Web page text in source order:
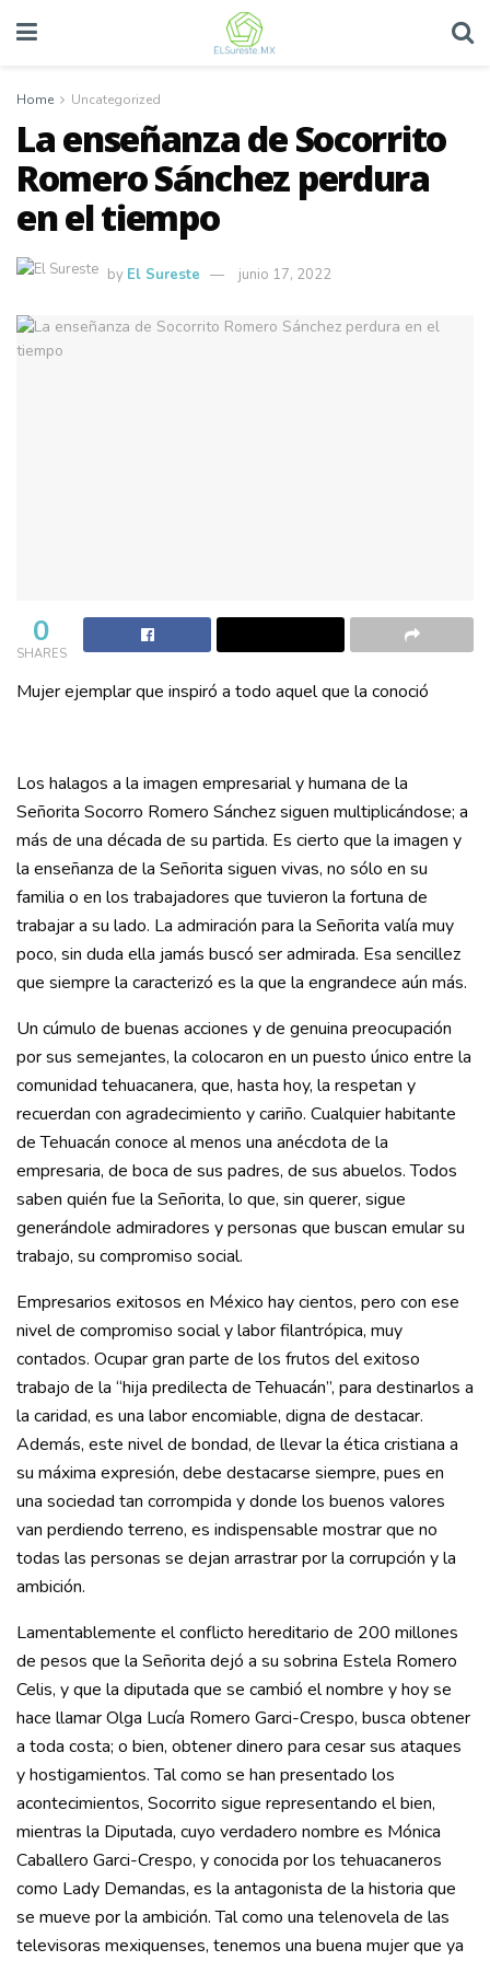
Home Uncategorized
La enseñanza de Socorrito
Romero Sánchez perdura
en el tiempo
by El Sureste junio 17, 2022
0
SHARES
Mujer ejemplar que inspiró a todo aquel que la conoció
Los halagos a la imagen empresarial y humana de la
Señorita Socorro Romero Sánchez siguen multiplicándose; a
más de una década de su partida. Es cierto que la imagen y
la enseñanza de la Señorita siguen vivas, no sólo en su
familia o en los trabajadores que tuvieron la fortuna de
trabajar a su lado. La admiración para la Señorita valía muy
poco, sin duda ella jamás buscó ser admirada. Esa sencillez
que siempre la caracterizó es la que la engrandece aún más.
Un cúmulo de buenas acciones y de genuina preocupación
por sus semejantes, la colocaron en un puesto único entre la
comunidad tehuacanera, que, hasta hoy, la respetan y
recuerdan con agradecimiento y cariño. Cualquier habitante
de Tehuacán conoce al menos una anécdota de la
empresaria, de boca de sus padres, de sus abuelos. Todos
saben quién fue la Señorita, lo que, sin querer, sigue
generándole admiradores y personas que buscan emular su
trabajo, su compromiso social.
Empresarios exitosos en México hay cientos, pero con ese
nivel de compromiso social y labor filantrópica, muy
contados. Ocupar gran parte de los frutos del exitoso
trabajo de la “hija predilecta de Tehuacán”, para destinarlos a
la caridad, es una labor encomiable, digna de destacar.
Además, este nivel de bondad, de llevar la ética cristiana a
su máxima expresión, debe destacarse siempre, pues en
una sociedad tan corrompida y donde los buenos valores
van perdiendo terreno, es indispensable mostrar que no
todas las personas se dejan arrastrar por la corrupción y la
ambición.
Lamentablemente el conflicto hereditario de 200 millones
de pesos que la Señorita dejó a su sobrina Estela Romero
Celis, y que la diputada que se cambió el nombre y hoy se
hace llamar Olga Lucía Romero Garci-Crespo, busca obtener
a toda costa; o bien, obtener dinero para cesar sus ataques
y hostigamientos. Tal como se han presentado los
acontecimientos, Socorrito sigue representando el bien,
mientras la Diputada, cuyo verdadero nombre es Mónica
Caballero Garci-Crespo, y conocida por los tehuacaneros
como Lady Demandas, es la antagonista de la historia que
se mueve por la ambición. Tal como una telenovela de las
televisoras mexiquenses, tenemos una buena mujer que ya